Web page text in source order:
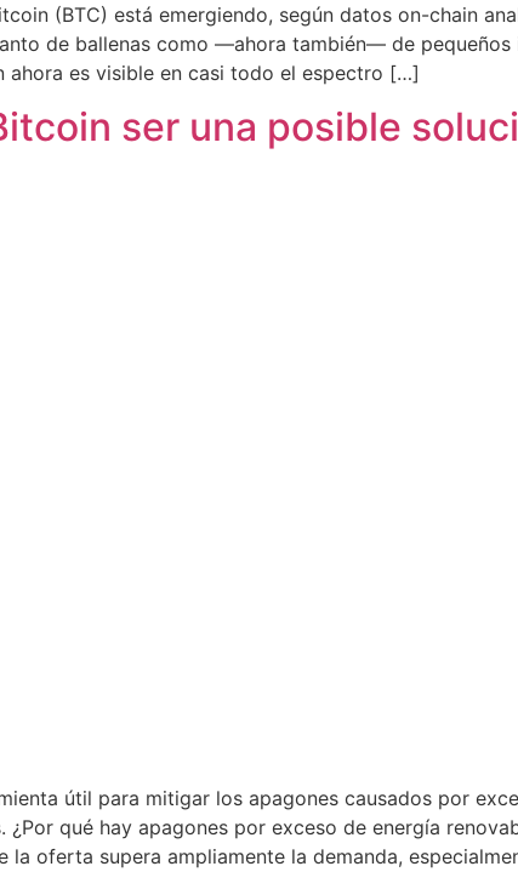
(BTC) está emergiendo, según datos on-chain
de ballenas como —ahora también— de pequeños
ahora es visible en casi todo el espectro […]
ser una posible
útil para mitigar los apagones causados por
qué hay apagones por exceso de energía
la oferta supera ampliamente la demanda,